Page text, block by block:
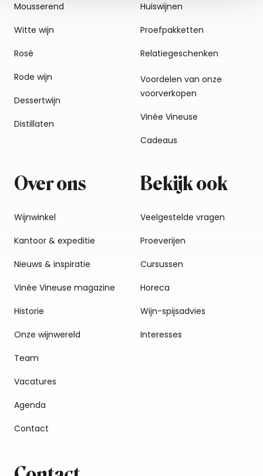
Mousserend
Witte wijn
Rosé
Rode wijn
Dessertwijn
Distillaten
Huiswijnen
Proefpakketten
Relatiegeschenken
Voordelen van onze
voorverkopen
Vinée Vineuse
Cadeaus
Over ons
Wijnwinkel
Kantoor & expeditie
Nieuws & inspiratie
Vinée Vineuse magazine
Historie
Onze wijnwereld
Team
Vacatures
Agenda
Contact
Bekijk ook
Veelgestelde vragen
Proeverijen
Cursussen
Horeca
Wijn-spijsadvies
Interesses